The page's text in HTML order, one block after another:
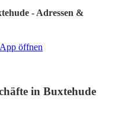
- Adressen &
öffnen
in Buxtehude